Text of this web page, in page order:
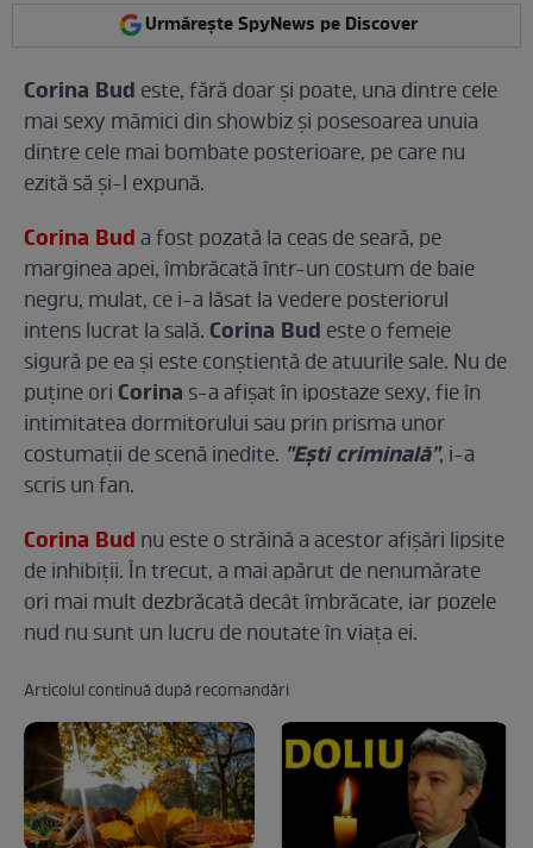
Urmărește SpyNews pe Discover
Corina Bud este, fără doar și poate, una dintre cele
mai sexy mămici din showbiz și posesoarea unuia
dintre cele mai bombate posterioare, pe care nu
ezită să și-l expună.
Corina Buda fost pozată la ceas de seară, pe
marginea apei, îmbrăcată într-un costum de baie
negru, mulat, ce i-a lăsat la vedere posteriorul
intens lucrat la sală. Corina Bud este o femeie
sigură pe ea și este conștientă de atuurile sale. Nu de
puține ori Corina s-a afișat în ipostaze sexy, fie în
intimitatea dormitorului sau prin prisma unor
costumații de scenă inedite. "Ești criminală", i-a
scris un fan.
Corina Bud nu este o străină a acestor afișări lipsite
de inhibiții. În trecut, a mai apărut de nenumărate
ori mai mult dezbrăcată decât îmbrăcate, iar pozele
nud nu sunt un lucru de noutate în viața ei.
Articolul continuă după recomandări